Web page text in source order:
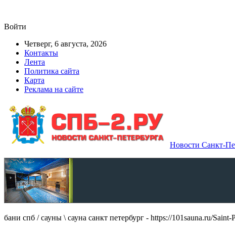
Войти
Четверг, 6 августа, 2026
Контакты
Лента
Политика сайта
Карта
Реклама на сайте
Новости Санкт-
бани спб / сауны \ сауна санкт петербург - https://101sauna.ru/Saint-